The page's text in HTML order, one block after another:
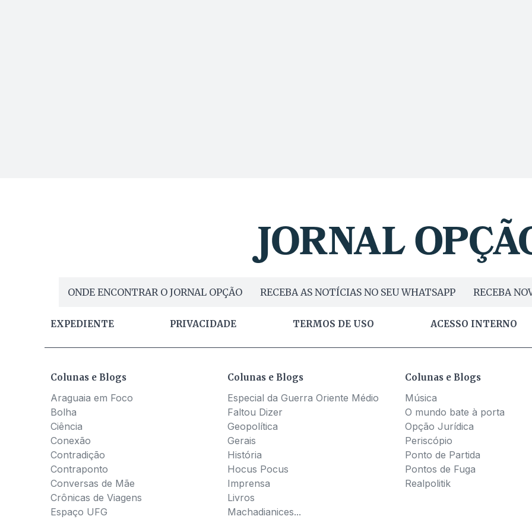
ONDE ENCONTRAR O JORNAL OPÇÃO RECEBA AS NOTÍCIAS NO SEU WHATSAPP RECEBA
EXPEDIENTE PRIVACIDADE TERMOS DE USO ACESSO INTERNO
Colunas e Blogs
Araguaia em Foco
Bolha
Ciência
Conexão
Contradição
Contraponto
Conversas de Mãe
Crônicas de Viagens
Espaço UFG
Colunas e Blogs
Especial da Guerra Oriente Médio
Faltou Dizer
Geopolítica
Gerais
História
Hocus Pocus
Imprensa
Livros
Machadianices...
Colunas e Blogs
Música
O mundo bate à porta
Opção Jurídica
Periscópio
Ponto de Partida
Pontos de Fuga
Realpolitik